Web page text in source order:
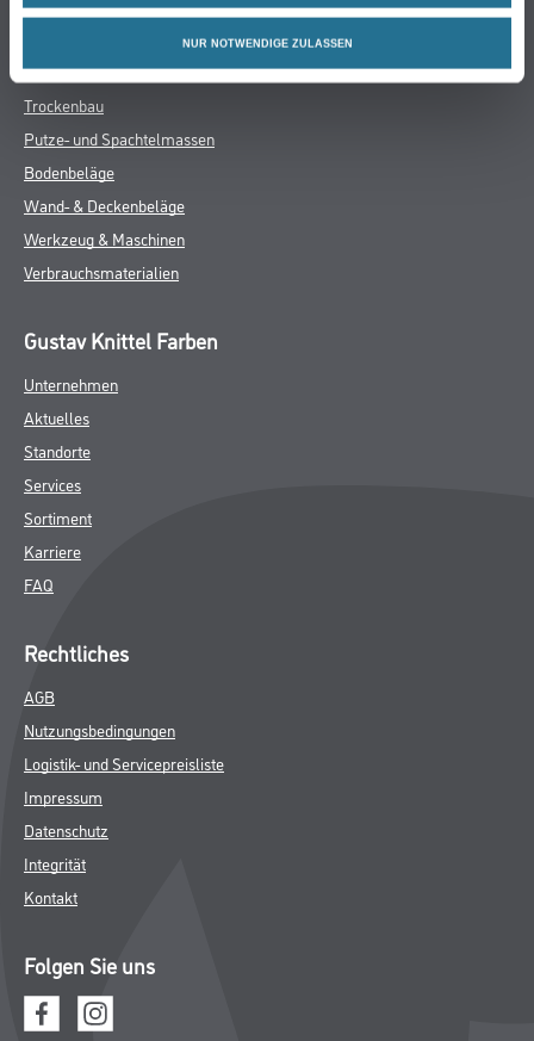
NUR NOTWENDIGE ZULASSEN
WDV-Systeme
Trockenbau
Putze- und Spachtelmassen
Bodenbeläge
Wand- & Deckenbeläge
Werkzeug & Maschinen
Verbrauchsmaterialien
Gustav Knittel Farben
Unternehmen
Aktuelles
Standorte
Services
Sortiment
Karriere
FAQ
Rechtliches
AGB
Nutzungsbedingungen
Logistik- und Servicepreisliste
Impressum
Datenschutz
Integrität
Kontakt
Folgen Sie uns